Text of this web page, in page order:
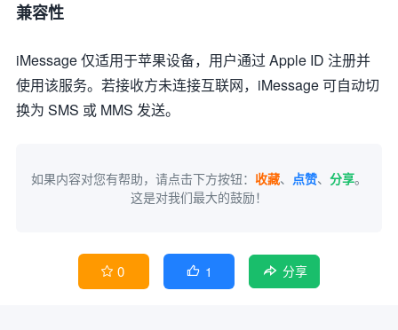
兼容性
iMessage 仅适用于苹果设备，用户通过 Apple ID 注册并
使用该服务。若接收方未连接互联网，iMessage 可自动切
换为 SMS 或 MMS 发送。
如果内容对您有帮助，请点击下方按钮： 收藏、 点赞、 分享。
这是对我们最大的鼓励！
 0  1 分享